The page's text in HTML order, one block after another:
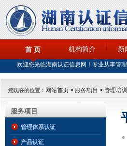
首 页
欢迎您光临湖南认证信息网！专业从事管
机构简介 新
您现在的位置： 网站首页 > 服务项目 > 管理培
服务项目
管理体系认证
产品认证